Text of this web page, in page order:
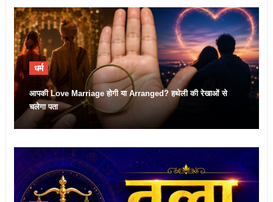
धर्म
आपकी Love Marriage होगी या Arranged? हथेली की रेखाओं से
चलेगा पता